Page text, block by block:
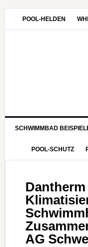
POOL-HELDEN
SCHWIMMBAD
POOL-SCHUTZ
Dantherm
AG